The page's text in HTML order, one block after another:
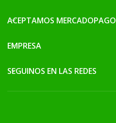
ACEPTAMOS MERCADOPAGO
EMPRESA
SEGUINOS EN LAS REDES